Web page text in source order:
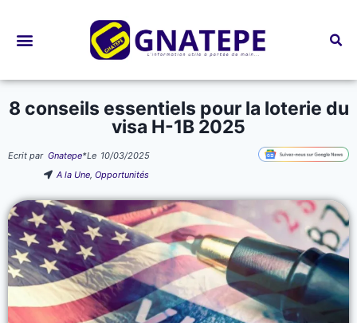
8 conseils essentiels pour la loterie du
visa H-1B 2025
Ecrit par Gnatepe*Le 10/03/2025
A la Une,Opportunités